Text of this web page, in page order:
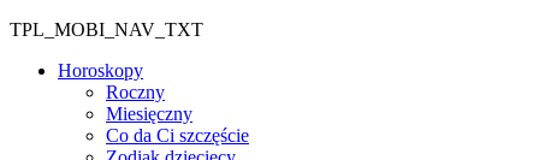
TPL_MOBI_NAV_TXT
Horoskopy
Roczny
Miesięczny
Co da Ci szczęście